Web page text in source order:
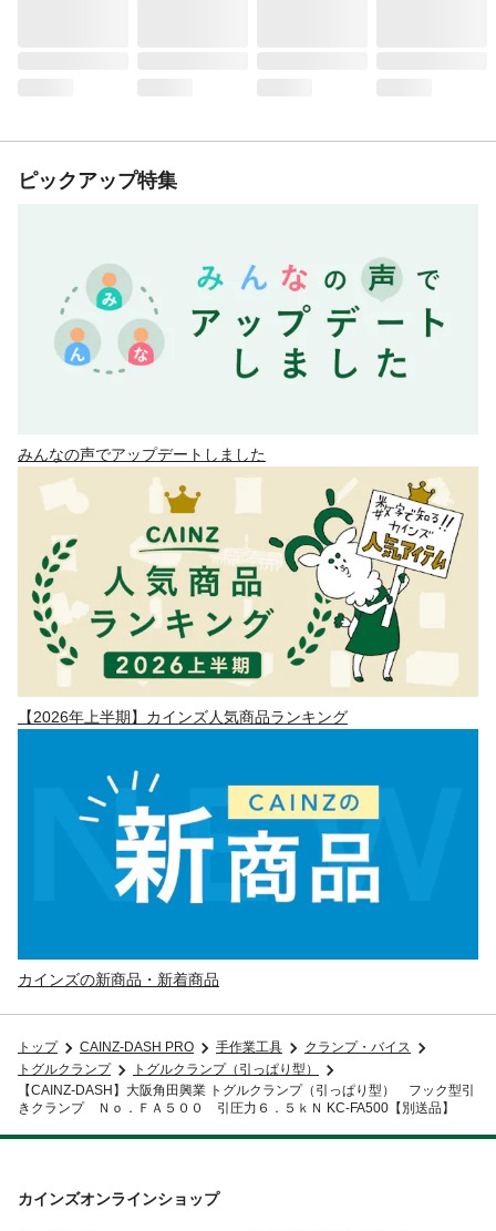
ピックアップ特集
みんなの声でアップデートしました
【2026年上半期】カインズ人気商品ランキング
カインズの新商品・新着商品
トップ CAINZ-DASH PRO 手作業工具
クランプ・バイス
トグルクランプ
トグルクランプ（引っぱり型）
【CAINZ-DASH】大阪角田興業 トグルクランプ（引っぱり型） フック型引
きクランプ Ｎｏ．ＦＡ５００ 引圧力６．５ｋＮ KC-FA500【別送品】
カインズオンラインショップ